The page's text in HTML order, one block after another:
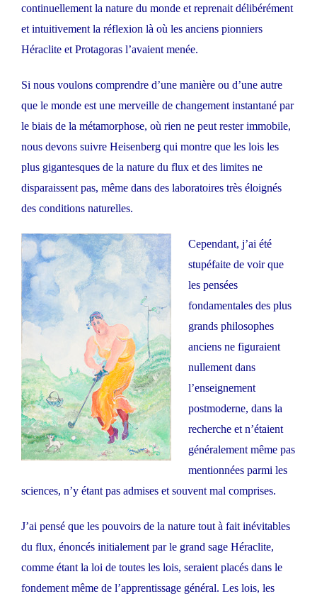
continuellement la nature du monde et reprenait délibérément
et intuitivement la réflexion là où les anciens pionniers
Héraclite et Protagoras l’avaient menée.
Si nous voulons comprendre d’une manière ou d’une autre
que le monde est une merveille de changement instantané par
le biais de la métamorphose, où rien ne peut rester immobile,
nous devons suivre Heisenberg qui montre que les lois les
plus gigantesques de la nature du flux et des limites ne
disparaissent pas, même dans des laboratoires très éloignés
des conditions naturelles.
Cependant, j’ai été
stupéfaite de voir que
les pensées
fondamentales des plus
grands philosophes
anciens ne figuraient
nullement dans
l’enseignement
postmoderne, dans la
recherche et n’étaient
généralement même pas
mentionnées parmi les
sciences, n’y étant pas admises et souvent mal comprises.
J’ai pensé que les pouvoirs de la nature tout à fait inévitables
du flux, énoncés initialement par le grand sage Héraclite,
comme étant la loi de toutes les lois, seraient placés dans le
fondement même de l’apprentissage général. Les lois, les